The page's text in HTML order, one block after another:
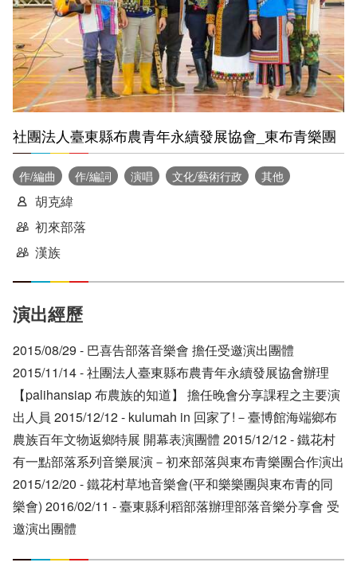
社團法人臺東縣布農青年永續發展協會_東布青樂團
作/編曲 作/編詞 演唱 文化/藝術行政 其他
胡克緯
初來部落
漢族
演出經歷
2015/08/29 - 巴喜告部落音樂會 擔任受邀演出團體
2015/11/14 - 社團法人臺東縣布農青年永續發展協會辦理
【palihansiap 布農族的知道】 擔任晚會分享課程之主要演
出人員 2015/12/12 - kulumah in 回家了!－臺博館海端鄉布
農族百年文物返鄉特展 開幕表演團體 2015/12/12 - 鐵花村
有一點部落系列音樂展演－初來部落與東布青樂團合作演出
2015/12/20 - 鐵花村草地音樂會(平和樂樂團與東布青的同
樂會) 2016/02/11 - 臺東縣利稻部落辦理部落音樂分享會 受
邀演出團體